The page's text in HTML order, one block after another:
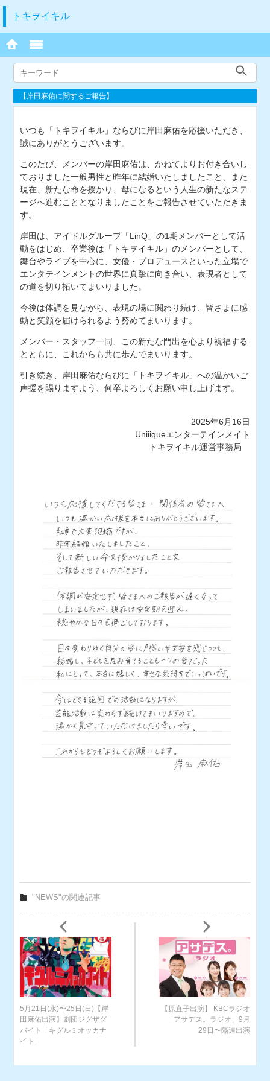
トキヲイキル
【岸田麻佑に関するご報告】
いつも「トキヲイキル」ならびに岸田麻佑を応援いただき、
誠にありがとうございます。
このたび、メンバーの岸田麻佑は、かねてよりお付き合いし
ておりました一般男性と昨年に結婚いたしましたこと、また
現在、新たな命を授かり、母になるという人生の新たなステ
ージへ進むこととなりましたことをご報告させていただきま
す。
岸田は、アイドルグループ「LinQ」の1期メンバーとして活
動をはじめ、卒業後は「トキヲイキル」のメンバーとして、
舞台やライブを中心に、女優・プロデュースといった立場で
エンタテインメントの世界に真摯に向き合い、表現者として
の道を切り拓いてまいりました。
今後は体調を見ながら、表現の場に関わり続け、皆さまに感
動と笑顔を届けられるよう努めてまいります。
メンバー・スタッフ一同、この新たな門出を心より祝福する
とともに、これからも共に歩んでまいります。
引き続き、岸田麻佑ならびに「トキヲイキル」への温かいご
声援を賜りますよう、何卒よろしくお願い申し上げます。
2025年6月16日
Uniiiqueエンターテインメイト
トキヲイキル運営事務局
"NEWS"の関連記事
5月21日(水)〜25日(日)【岸
田麻佑出演】劇団ジグザグ
バイト「キグルミオッカナ
イト」
【原直子出演】 KBCラジオ
「アサデス。ラジオ」9月
29日〜隔週出演